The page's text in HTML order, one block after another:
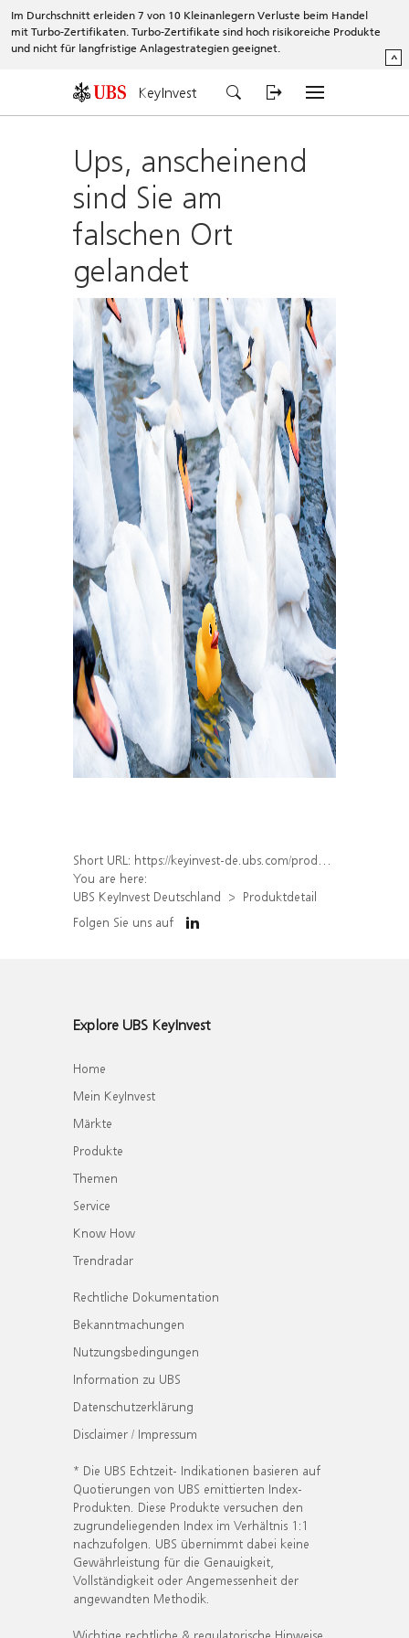
Im Durchschnitt erleiden 7 von 10 Kleinanlegern Verluste beim Handel
mit Turbo-Zertifikaten. Turbo-Zertifikate sind hoch risikoreiche Produkte
und nicht für langfristige Anlagestrategien geeignet.
^
KeyInvest
Ups, anscheinend
sind Sie am
falschen Ort
gelandet
Short URL: https://keyinvest-de.ubs.com/produkt/detail/index/isin/DE000WA1FLH0
You are here:
UBS KeyInvest Deutschland
Produktdetail
Folgen Sie uns auf
Explore UBS KeyInvest
Home
Mein KeyInvest
Märkte
Produkte
Themen
Service
Know How
Trendradar
Rechtliche Dokumentation
Bekanntmachungen
Nutzungsbedingungen
Information zu UBS
Datenschutzerklärung
Disclaimer / Impressum
* Die UBS Echtzeit- Indikationen basieren auf
Quotierungen von UBS emittierten Index-
Produkten. Diese Produkte versuchen den
zugrundeliegenden Index im Verhältnis 1:1
nachzufolgen. UBS übernimmt dabei keine
Gewährleistung für die Genauigkeit,
Vollständigkeit oder Angemessenheit der
angewandten Methodik.